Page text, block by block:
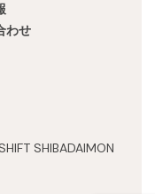
わせ
SHIBADAIMON